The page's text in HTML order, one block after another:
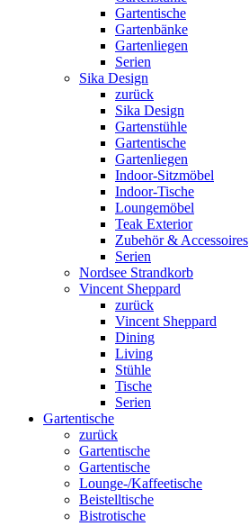
Gartentische
Gartenbänke
Gartenliegen
Serien
Sika Design
zurück
Sika Design
Gartenstühle
Gartentische
Gartenliegen
Indoor-Sitzmöbel
Indoor-Tische
Loungemöbel
Teak Exterior
Zubehör & Accessoires
Serien
Nordsee Strandkorb
Vincent Sheppard
zurück
Vincent Sheppard
Dining
Living
Stühle
Tische
Serien
Gartentische
zurück
Gartentische
Gartentische
Lounge-/Kaffeetische
Beistelltische
Bistrotische